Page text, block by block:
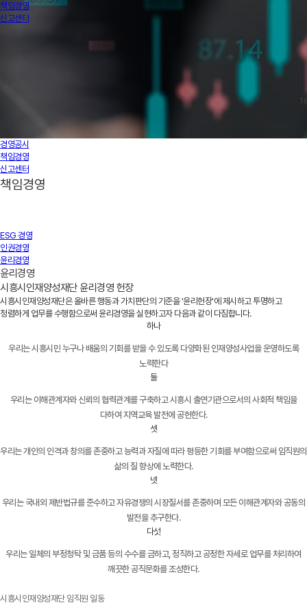
책임경영
신고센터
경영공시
책임경영
신고센터
책임경영
ESG 경영
인권경영
윤리경영
윤리경영
시흥시인재양성재단 윤리경영 헌장
시흥시인재양성재단은 올바른 행동과 가치판단의 기준을 '윤리헌장'에 제시하고 투명하고
청렴하게 업무를 수행함으로써 윤리경영을 실현하고자 다음과 같이 다짐합니다.
하나
우리는 시흥시민 누구나 배움의 기회를 받을 수 있도록 다양화된 인재양성사업을 운영하도록
노력한다
둘
우리는 이해관계자와 신뢰의 협력관계를 구축하고 시흥시 출연기관으로서의 사회적 책임을
다하여 지역교육 발전에 공헌한다.
셋
우리는 개인의 인격과 창의를 존중하고 능력과 자질에 따라 평등한 기회를 부여함으로써 임직원의
삶의 질 향상에 노력한다.
넷
우리는 국내외 제반법규를 준수하고 자유경쟁의 시장질서를 존중하며 모든 이해관계자와 공동의
발전을 추구한다.
다섯
우리는 일체의 부정청탁 및 금품 등의 수수를 금하고, 정직하고 공정한 자세로 업무를 처리하여
깨끗한 공직문화를 조성한다.
시흥시인재양성재단 임직원 일동